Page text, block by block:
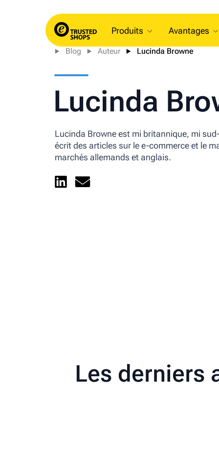
Produits Avantages
Blog Auteur Lucinda Browne
Lucinda
Lucinda Browne est mi britannique, mi
écrit des articles sur le e-commerce et le
marchés allemands et anglais.
Les derniers